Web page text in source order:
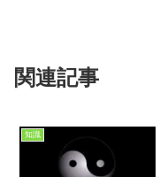
関連記事
知識